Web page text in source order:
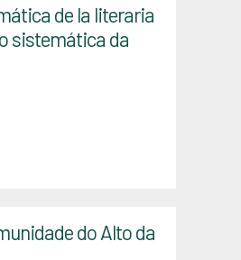
de la literaria
sistemática da
do Alto da